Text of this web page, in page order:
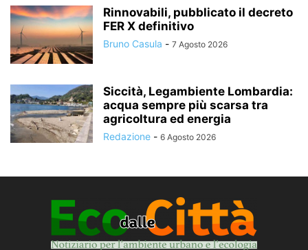
Rinnovabili, pubblicato il decreto
FER X definitivo
Bruno Casula - 7 Agosto 2026
Siccità, Legambiente Lombardia:
acqua sempre più scarsa tra
agricoltura ed energia
Redazione - 6 Agosto 2026